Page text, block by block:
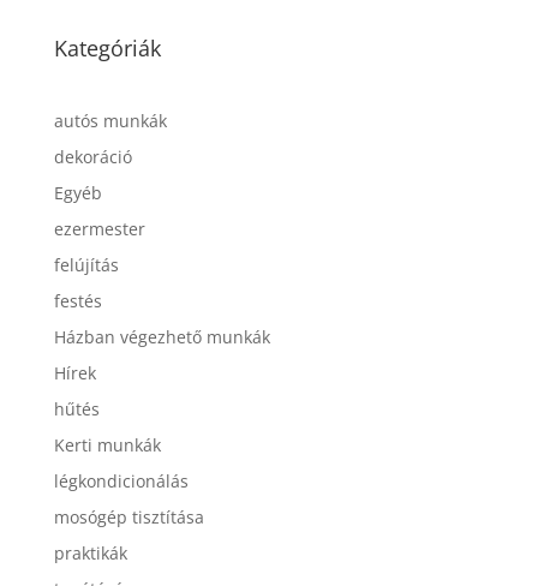
Kategóriák
autós munkák
dekoráció
Egyéb
ezermester
felújítás
festés
Házban végezhető munkák
Hírek
hűtés
Kerti munkák
légkondicionálás
mosógép tisztítása
praktikák